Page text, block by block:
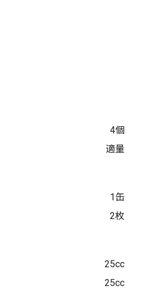
4個
適量
1缶
2枚
25cc
25cc